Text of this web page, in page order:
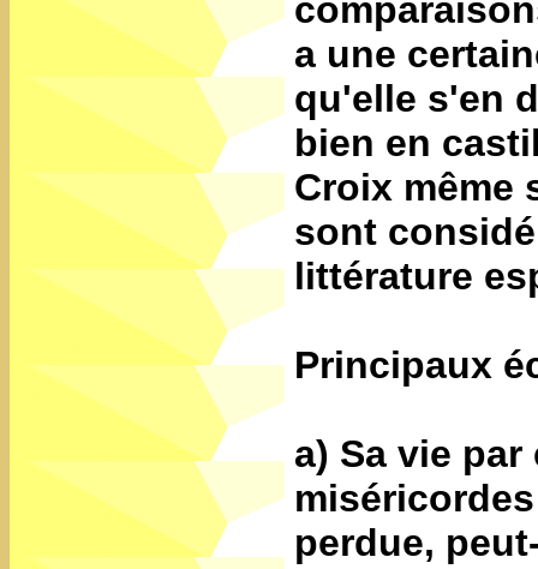
a une
qu'elle s'en
bien en
Croix même
sont
littérature
Principaux
a) Sa vie
perdue,